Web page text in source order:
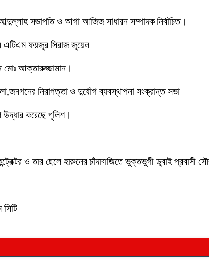
আব্দুল্লাহ সভাপতি ও আগা আজিজ সাধারন সম্পাদক নির্বাচিত।
এটিএম ফয়জুর সিরাজ জুয়েল
মোঃ আক্তারুজ্জামান।
নিরাপত্তা ও দুর্যোগ ব্যবস্থাপনা সংক্রান্ত সভা
করেছে পুলিশ।
ও তার ছেলে হারুনের চাঁদাবাজিতে ভুক্তভুগী ডুবাই প্রবাসী
সিটি